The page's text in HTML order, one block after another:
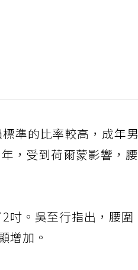
準的比率較高，成年男
，受到荷爾蒙影響，腰
吋。吳至行指出，腰圍
增加。